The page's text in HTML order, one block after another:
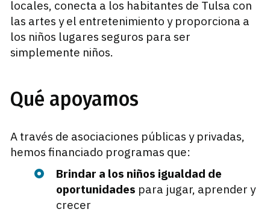
locales, conecta a los habitantes de Tulsa con
las artes y el entretenimiento y proporciona a
los niños lugares seguros para ser
simplemente niños.
Qué apoyamos
A través de asociaciones públicas y privadas,
hemos financiado programas que:
Brindar a los niños igualdad de
oportunidades para jugar, aprender y
crecer